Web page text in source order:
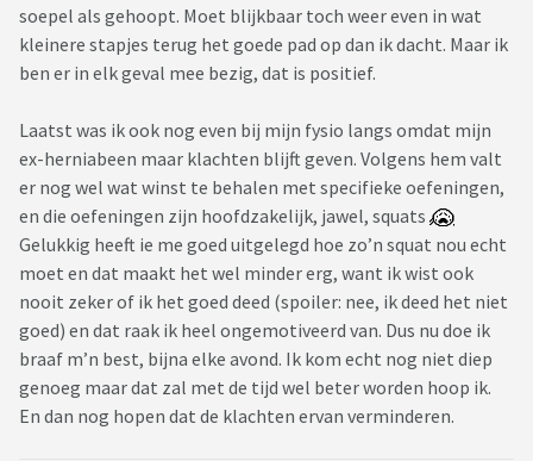
soepel als gehoopt. Moet blijkbaar toch weer even in wat
kleinere stapjes terug het goede pad op dan ik dacht. Maar ik
ben er in elk geval mee bezig, dat is positief.
Laatst was ik ook nog even bij mijn fysio langs omdat mijn
ex-herniabeen maar klachten blijft geven. Volgens hem valt
er nog wel wat winst te behalen met specifieke oefeningen,
en die oefeningen zijn hoofdzakelijk, jawel, squats
Gelukkig heeft ie me goed uitgelegd hoe zo’n squat nou echt
moet en dat maakt het wel minder erg, want ik wist ook
nooit zeker of ik het goed deed (spoiler: nee, ik deed het niet
goed) en dat raak ik heel ongemotiveerd van. Dus nu doe ik
braaf m’n best, bijna elke avond. Ik kom echt nog niet diep
genoeg maar dat zal met de tijd wel beter worden hoop ik.
En dan nog hopen dat de klachten ervan verminderen.